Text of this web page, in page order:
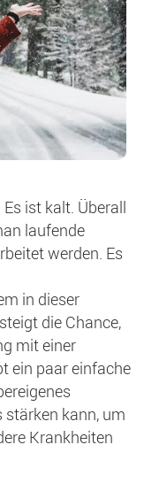
ist kalt. Überall
laufende
werden. Es
in dieser
die Chance,
mit einer
ein paar einfache
kann, um
Krankheiten